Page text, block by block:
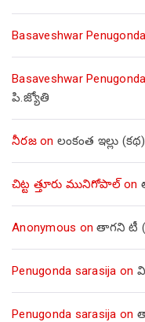
Basaveshwar Penugonda
Basaveshwar Penugonda
పి.జ్యోతి
నీరజon లంకంత ఇల్లు (కథ)
చిట్ట త్తూరు మునిగోపాల్on
Anonymous onతాగని టీ
Penugonda sarasija on
Penugonda sarasija on